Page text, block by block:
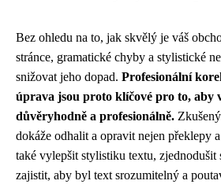
Bez ohledu na to, jak skvělý je váš
stránce, gramatické chyby a stylistické
snižovat jeho dopad. Profesionální
úprava jsou proto klíčové pro to, aby
důvěryhodně a profesionálně.
dokáže odhalit a opravit nejen překlepy
také vylepšit stylistiku textu, zjednodušit
zajistit, aby byl text srozumitelný a